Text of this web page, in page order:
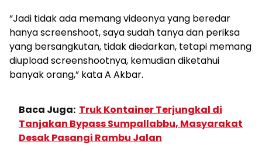
“Jadi tidak ada memang videonya yang beredar
hanya screenshoot, saya sudah tanya dan periksa
yang bersangkutan, tidak diedarkan, tetapi memang
diupload screenshootnya, kemudian diketahui
banyak orang,” kata A Akbar.
Baca Juga: Truk Kontainer Terjungkal di
Tanjakan Bypass Sumpallabbu, Masyarakat
Desak Pasangi Rambu Jalan